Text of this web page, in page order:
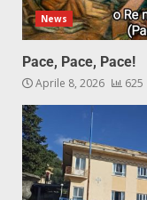
News
Pace, Pace, Pace!
Aprile 8, 2026 625